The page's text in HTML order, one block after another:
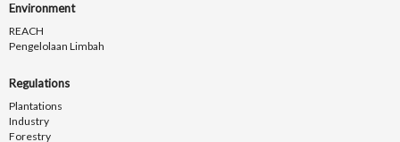
Environment
REACH
Pengelolaan Limbah
Regulations
Plantations
Industry
Forestry